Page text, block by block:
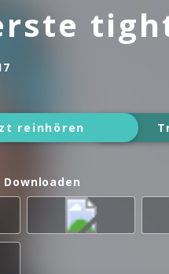
reinhören